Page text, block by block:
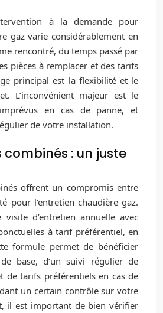
à la demande pour
gaz varie considérablement en
rencontré, du temps passé par
pièces à remplacer et des tarifs
principal est la flexibilité et le
L’inconvénient majeur est le
en cas de panne, et
de votre installation.
combinés : un juste
offrent un compromis entre
pour l’entretien chaudière gaz.
d’entretien annuelle avec
à tarif préférentiel, en
formule permet de bénéficier
base, d’un suivi régulier de
de tarifs préférentiels en cas de
un certain contrôle sur votre
il est important de bien vérifier